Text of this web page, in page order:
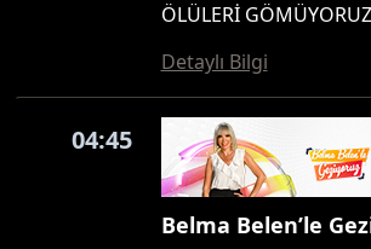
ÖLÜLERİ GÖMÜYORUZ
Detaylı Bilgi
04:45
Belma Belen’le